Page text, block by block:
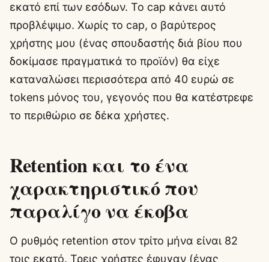
εκατό επί των εσόδων. Το cap κάνει αυτό
προβλέψιμο. Χωρίς το cap, ο βαρύτερος
χρήστης μου (ένας σπουδαστής διά βίου που
δοκίμασε πραγματικά το προϊόν) θα είχε
καταναλώσει περισσότερα από 40 ευρώ σε
tokens μόνος του, γεγονός που θα κατέστρεφε
το περιθώριο σε δέκα χρήστες.
Retention και το ένα
χαρακτηριστικό που
παραλίγο να έκοβα
Ο ρυθμός retention στον τρίτο μήνα είναι 82
τοις εκατό. Τρεις χρήστες έφυγαν (ένας